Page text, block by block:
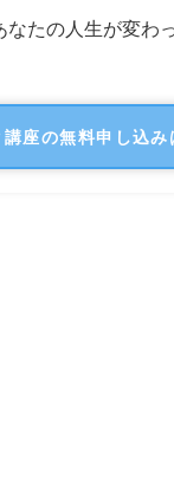
たの人生が変わ
座の無料申し込み